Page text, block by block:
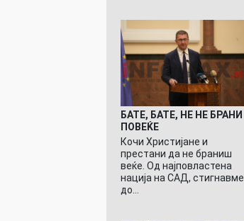
БАТЕ, БАТЕ, НЕ НЕ БРАНИ
ПОВЕЌЕ
Кочи Христијане и
престани да не браниш
веќе. Од најповластена
нација на САД, стигнавме
до…